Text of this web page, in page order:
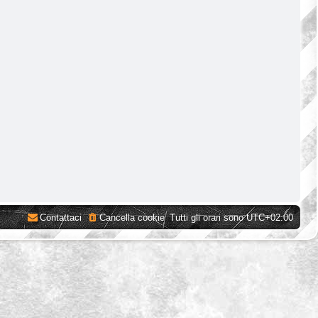
Tutti gli orari sonoUTC+02:00
Cancella cookie
Contattaci